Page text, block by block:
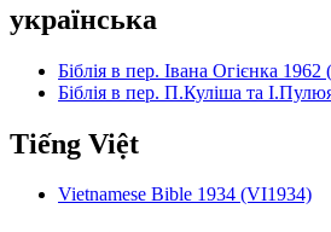
українська
Біблія в пер. Івана Огієнка
Біблія в пер. П.Куліша та
Tiếng Việt
Vietnamese Bible 1934 (VI1934)